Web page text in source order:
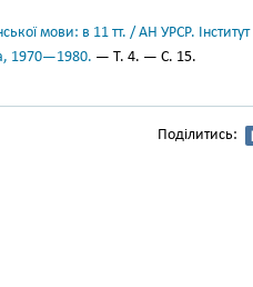
мови: в 11 тт. / АН УРСР.
1970—1980. — Т. 4. — С. 15.
Поділитись: